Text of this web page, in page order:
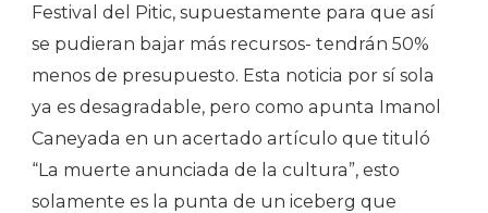
Festival del Pitic, supuestamente para que así
se pudieran bajar más recursos- tendrán 50%
menos de presupuesto. Esta noticia por sí sola
ya es desagradable, pero como apunta Imanol
Caneyada en un acertado artículo que tituló
“La muerte anunciada de la cultura”, esto
solamente es la punta de un iceberg que